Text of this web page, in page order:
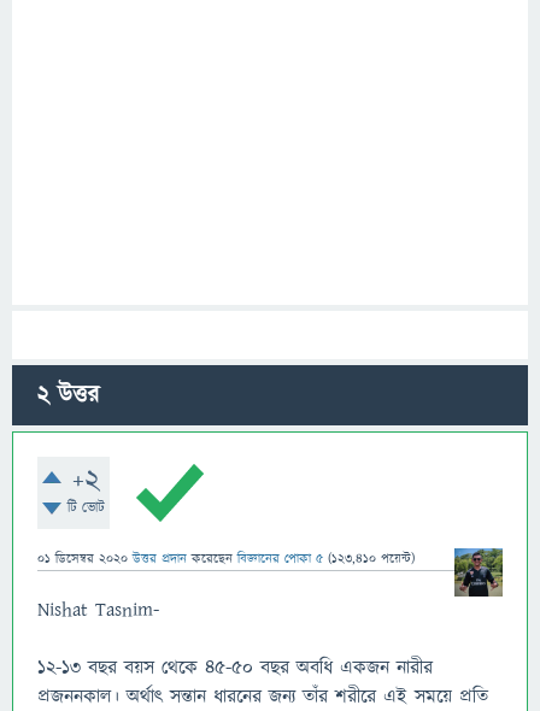
2উত্তর
+2
টি ভোট
01 ডিসেম্বর 2020 উত্তর প্রদান করেছেনবিজ্ঞানের পোকা ৫ (123,410 পয়েন্ট)
Nishat Tasnim-
১২-১৩ বছর বয়স থেকে ৪৫-৫০ বছর অবধি একজন নারীর
প্রজননকাল। অর্থাৎ সন্তান ধারনের জন্য তাঁর শরীরে এই সময়ে প্রতি